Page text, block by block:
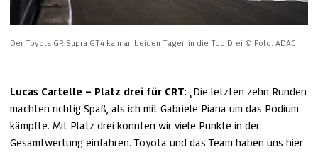
Der Toyota GR Supra GT4 kam an beiden Tagen in die Top Drei © Foto: ADAC
Lucas Cartelle – Platz drei für CRT: „Die letzten zehn Runden
machten richtig Spaß, als ich mit Gabriele Piana um das Podium
kämpfte. Mit Platz drei konnten wir viele Punkte in der
Gesamtwertung einfahren. Toyota und das Team haben uns hier